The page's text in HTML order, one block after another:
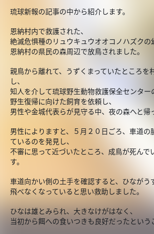
琉球新報の記事の中から紹介します。
恩納村内で救護された、
絶滅危惧種のリュウキュウオオコノハズクの
恩納村の県民の森周辺で放鳥されました。
親鳥から離れて、うずくまっていたところを
し、
知人を介して琉球野生動物救護保全センター
野生復帰に向けた飼育を依頼し、
男性や金城代表らが見守る中、夜の森へと帰
男性によりますと、５月２０日ごろ、車道の
ているのを発見し、
不審に思って近づいたところ、成鳥が死んで
す。
車道向かい側の土手を確認すると、ひながう
飛べなくなっていると思い救助しました。
ひなは雄とみられ、大きなけがはなく、
当初から餌への食いつきも良好だったという